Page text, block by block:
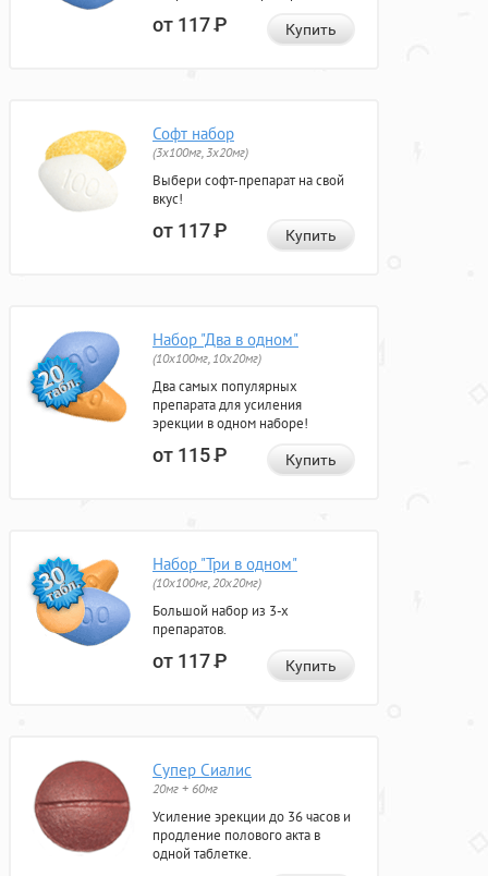
от 117Р Купить
Софт набор
(3x100мг, 3x20мг)
Выбери софт-препарат на свой
вкус!
от 117Р Купить
Набор "Два в одном"
(10x100мг, 10x20мг)
Два самых популярных
препарата для усиления
эрекции в одном наборе!
от 115Р Купить
Набор "Три в одном"
(10x100мг, 20x20мг)
Большой набор из 3-х
препаратов.
от 117Р Купить
Супер Сиалис
20мг + 60мг
Усиление эрекции до 36 часов и
продление полового акта в
одной таблетке.